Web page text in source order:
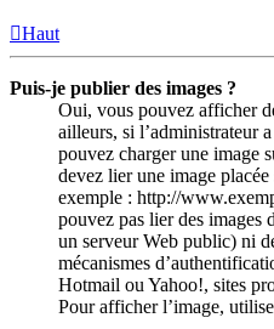
Haut
Puis-je publier des images ?
Oui, vous pouvez afficher
ailleurs, si l’administrateur
pouvez charger une image
devez lier une image
exemple : http://
pouvez pas lier des images
un serveur Web public) ni
mécanismes
Hotmail ou Yahoo!, sites
Pour afficher l’image,